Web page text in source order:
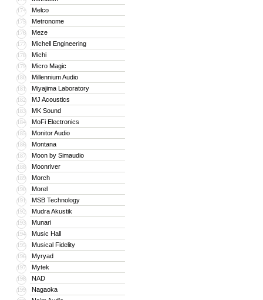
174 Melco
175 Metronome
176 Meze
177 Michell Engineering
178 Michi
179 Micro Magic
180 Millennium Audio
181 Miyajima Laboratory
182 MJ Acoustics
183 MK Sound
184 MoFi Electronics
185 Monitor Audio
186 Montana
187 Moon by Simaudio
188 Moonriver
189 Morch
190 Morel
191 MSB Technology
192 Mudra Akustik
193 Munari
194 Music Hall
195 Musical Fidelity
196 Myryad
197 Mytek
198 NAD
199 Nagaoka